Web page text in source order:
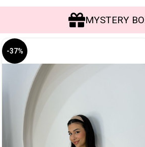
MYSTERY BOX
-37%